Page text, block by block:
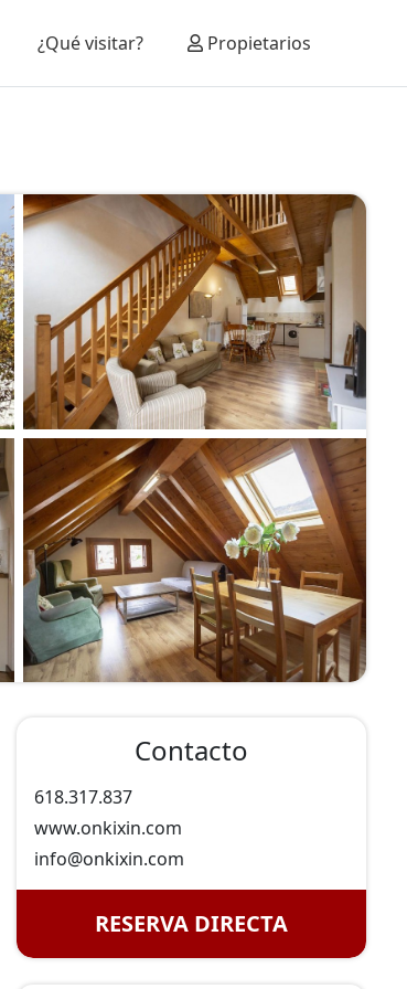
¿Qué visitar? Propietarios
Contacto
618.317.837
www.onkixin.com
info@onkixin.com
RESERVA DIRECTA